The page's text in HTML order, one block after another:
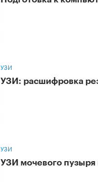
УЗИ
УЗИ: расшифровка
УЗИ
УЗИ мочевого